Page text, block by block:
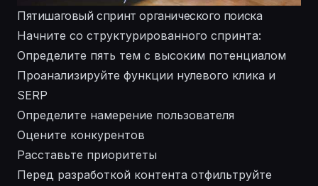
Пятишаговый спринт органического поиска
Начните со структурированного спринта:
Определите пять тем с высоким потенциалом
Проанализируйте функции нулевого клика и
SERP
Определите намерение пользователя
Оцените конкурентов
Расставьте приоритеты
Перед разработкой контента отфильтруйте